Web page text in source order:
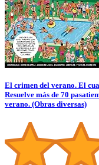
El crimen del verano. El
Resuelve más de 70
verano. (Obras diversas)